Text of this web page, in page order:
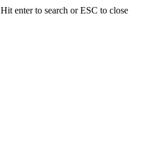
Hit enter to search or ESC to close